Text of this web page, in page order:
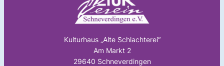
Kulturhaus „Alte Schlachterei“
Am Markt 2
29640 Schneverdingen